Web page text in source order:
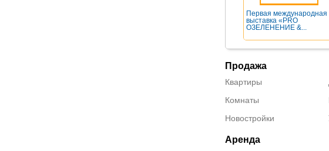
Первая международная
выставка «PRO
ОЗЕЛЕНЕНИЕ &...
Продажа
Квартиры
Комнаты
Новостройки
Аренда